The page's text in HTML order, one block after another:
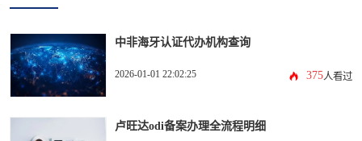
中非海牙认证代办机构查询
2026-01-01 22:02:25 375人看过
卢旺达odi备案办理全流程明细